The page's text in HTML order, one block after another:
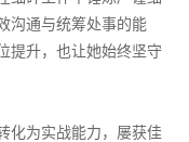
沟通与统筹处事的能
提升，也让她始终坚守
化为实战能力，屡获佳